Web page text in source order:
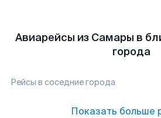
Авиарейсы из Самары в
города
Рейсы в соседние города
Показать больше